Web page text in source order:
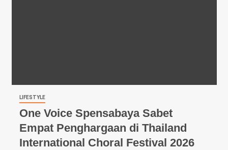
LIFESTYLE
One Voice Spensabaya Sabet
Empat Penghargaan di Thailand
International Choral Festival 2026